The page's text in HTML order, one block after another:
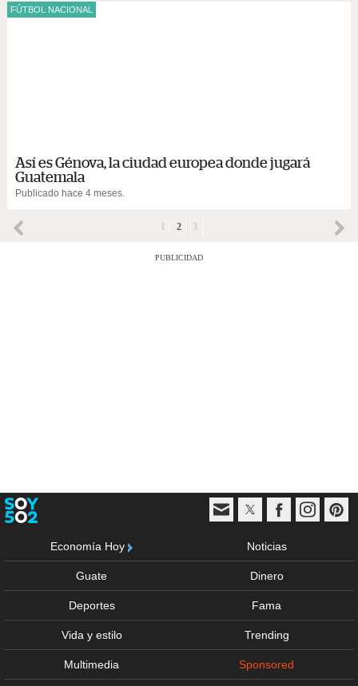
FÚTBOL NACIONAL
Así es Génova, la ciudad europea donde jugará
Guatemala
Publicado hace 4 meses.
1 2 3
PUBLICIDAD
Economía Hoy Noticias
Guate Dinero
Deportes Fama
Vida y estilo Trending
Multimedia Sponsored